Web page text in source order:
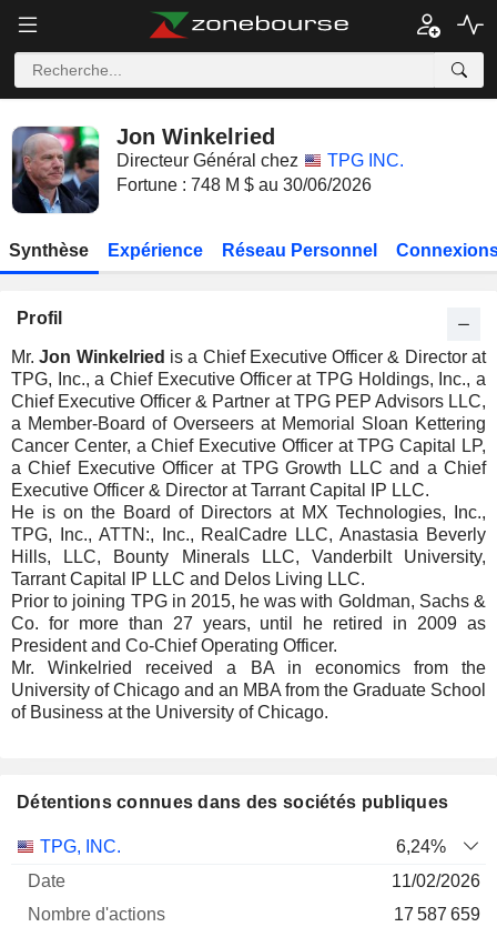
Jon Winkelried
Directeur Général chez
TPG INC.
Fortune : 748 M $ au 30/06/2026
Synthèse Expérience Réseau Personnel
Profil
Mr.Jon Winkelried is a Chief Executive Officer & Director at
TPG, Inc., a Chief Executive Officer at TPG Holdings, Inc., a
Chief Executive Officer & Partner at TPG PEP Advisors LLC,
a Member-Board of Overseers at Memorial Sloan Kettering
Cancer Center, a Chief Executive Officer at TPG Capital LP,
a Chief Executive Officer at TPG Growth LLC and a Chief
Executive Officer & Director at Tarrant Capital IP LLC.
He is on the Board of Directors at MX Technologies, Inc.,
TPG, Inc., ATTN:, Inc., RealCadre LLC, Anastasia Beverly
Hills, LLC, Bounty Minerals LLC, Vanderbilt University,
Tarrant Capital IP LLC and Delos Living LLC.
Prior to joining TPG in 2015, he was with Goldman, Sachs &
Co. for more than 27 years, until he retired in 2009 as
President and Co-Chief Operating Officer.
Mr. Winkelried received a BA in economics from the
University of Chicago and an MBA from the Graduate School
of Business at the University of Chicago.
Détentions connues dans des sociétés publiques
Date de
TPG, INC.
6,24%
11/02/2026
17 587 659